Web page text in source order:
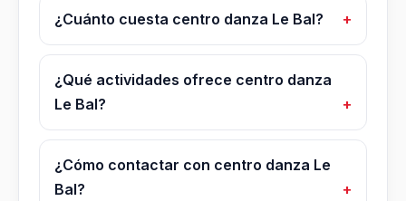
¿Cuánto cuesta centro danza Le Bal?
¿Qué actividades ofrece centro danza
Le Bal?
¿Cómo contactar con centro danza Le
Bal?